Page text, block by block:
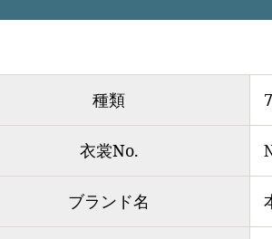
種類
衣裳No.
ブランド名